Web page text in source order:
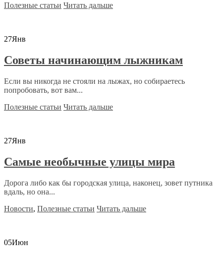
Полезные статьи Читать дальше
27Янв
Советы начинающим лыжникам
Если вы никогда не стояли на лыжах, но собираетесь
попробовать, вот вам...
Полезные статьи Читать дальше
27Янв
Самые необычные улицы мира
Дорога либо как бы городская улица, наконец, зовет путника
вдаль, но она...
Новости, Полезные статьи Читать дальше
05Июн